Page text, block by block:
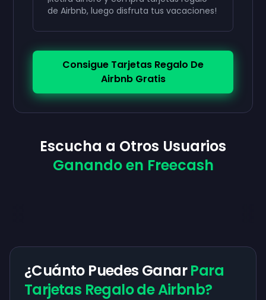
de Airbnb, luego disfruta tus vacaciones!
Consigue Tarjetas Regalo De
Airbnb Gratis
Escucha a Otros Usuarios
Ganando en Freecash
¿Cuánto Puedes GanarPara
Tarjetas Regalo de Airbnb?